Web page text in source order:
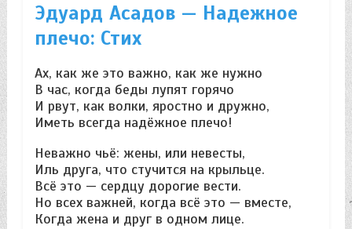
Эдуард Асадов — Надежное
плечо: Стих
Ах, как же это важно, как же нужно
В час, когда беды лупят горячо
И рвут, как волки, яростно и дружно,
Иметь всегда надёжное плечо!
Неважно чьё: жены, или невесты,
Иль друга, что стучится на крыльце.
Всё это — сердцу дорогие вести.
Но всех важней, когда всё это — вместе,
Когда жена и друг в одном лице.